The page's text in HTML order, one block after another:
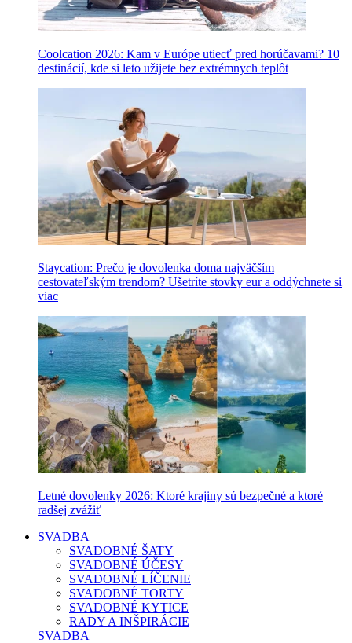
Coolcation 2026: Kam v Európe utiecť pred horúčavami? 10
destinácií, kde si leto užijete bez extrémnych teplôt
Staycation: Prečo je dovolenka doma najväčším
cestovateľským trendom? Ušetríte stovky eur a oddýchnete si
viac
Letné dovolenky 2026: Ktoré krajiny sú bezpečné a ktoré
radšej zvážiť
SVADBA
SVADOBNÉ ŠATY
SVADOBNÉ ÚČESY
SVADOBNÉ LÍČENIE
SVADOBNÉ TORTY
SVADOBNÉ KYTICE
RADY A INŠPIRÁCIE
SVADBA